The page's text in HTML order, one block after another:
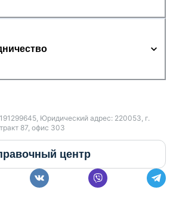
Юридический адрес: 220053, г.
87, офис 303
центр